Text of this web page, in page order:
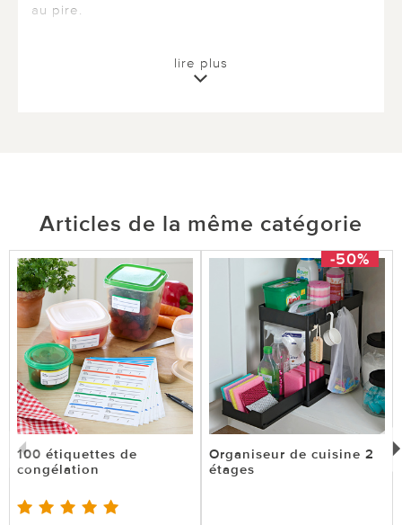
au pire.
16 sur 16 ont trouvé cette évaluation utile.
lire plus
Articles de la même catégorie
100 étiquettes de
congélation
-50%
Organiseur de cuisine 2
étages